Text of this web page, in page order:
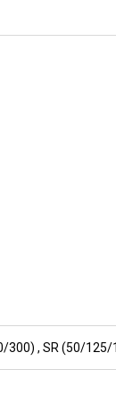
300) , SR (50/125/